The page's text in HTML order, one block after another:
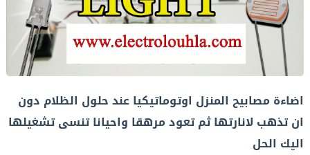
اضاءة مصابيح المنزل اوتوماتيكيا عند حلول الظلام دون
ان تذهب لانارتها ثم تعود مرهقا واحيانا تنسى تشغيلها
اليك الحل